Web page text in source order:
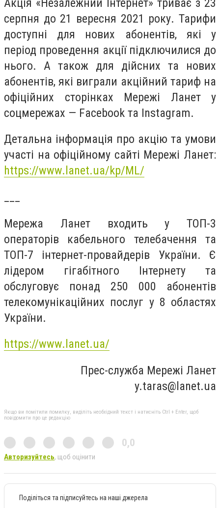
Акція «Незалежний Інтернет» триває з 23
серпня до 21 вересня 2021 року. Тарифи
доступні для нових абонентів, які у
період проведення акції підключилися до
нього. А також для дійсних та нових
абонентів, які виграли акційний тариф на
офіційних сторінках Мережі Ланет у
соцмережах — Facebook та Instagram.
Детальна інформація про акцію та умови
участі на офіційному сайті Мережі Ланет:
https://www.lanet.ua/kp/ML/
Мережа Ланет входить у ТОП-3
операторів кабельного телебачення та
ТОП-7 інтернет-провайдерів України. Є
лідером гігабітного Інтернету та
обслуговує понад 250 000 абонентів
телекомунікаційних послуг у 8 областях
України.
https://www.lanet.ua/
Прес-служба Мережі Ланет
y.taras@lanet.ua
Якщо ви помітили помилку, виділіть необхідний текст і натисніть Ctrl + Enter, щоб
повідомити про це редакцію
0,0
Авторизуйтесь, щоб оцінити
Поділіться та підписуйтесь на наші джерела